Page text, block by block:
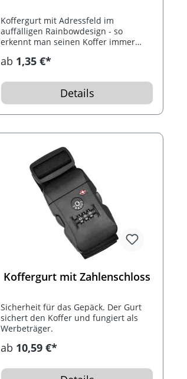
Koffergurt mit Adressfeld im
auffälligen Rainbowdesign - so
erkennt man seinen Koffer immer
ab 1,35 €*
Details
Koffergurt mit Zahlenschloss
Sicherheit für das Gepäck. Der Gurt
sichert den Koffer und fungiert als
Werbeträger.
ab 10,59 €*